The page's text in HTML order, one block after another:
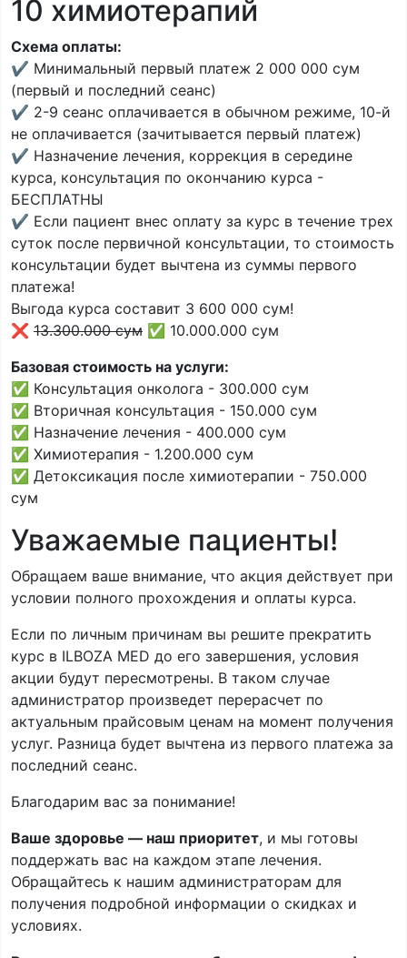
10 химиотерапий
Схема оплаты:
✔️ Минимальный первый платеж 2 000 000 сум
(первый и последний сеанс)
✔️ 2-9 сеанс оплачивается в обычном режиме, 10-й
не оплачивается (зачитывается первый платеж)
✔️ Назначение лечения, коррекция в середине
курса, консультация по окончанию курса -
БЕСПЛАТНЫ
✔️ Если пациент внес оплату за курс в течение трех
суток после первичной консультации, то стоимость
консультации будет вычтена из суммы первого
платежа!
Выгода курса составит 3 600 000 сум!
❌ 13.300.000 сум ✅ 10.000.000 сум
Базовая стоимость на услуги:
✅ Консультация онколога - 300.000 сум
✅ Вторичная консультация - 150.000 сум
✅ Назначение лечения - 400.000 сум
✅ Химиотерапия - 1.200.000 сум
✅ Детоксикация после химиотерапии - 750.000
сум
Уважаемые пациенты!
Обращаем ваше внимание, что акция действует при
условии полного прохождения и оплаты курса.
Если по личным причинам вы решите прекратить
курс в ILBOZA MED до его завершения, условия
акции будут пересмотрены. В таком случае
администратор произведет перерасчет по
актуальным прайсовым ценам на момент получения
услуг. Разница будет вычтена из первого платежа за
последний сеанс.
Благодарим вас за понимание!
Ваше здоровье — наш приоритет, и мы готовы
поддержать вас на каждом этапе лечения.
Обращайтесь к нашим администраторам для
получения подробной информации о скидках и
условиях.